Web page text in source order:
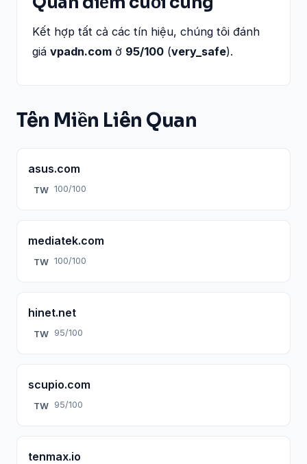
Kết hợp tất cả các tín hiệu, chúng tôi đánh
giá vpadn.com ở 95/100 (very_safe).
Tên Miền Liên Quan
asus.com
TW 100/100
mediatek.com
TW 100/100
hinet.net
TW 95/100
scupio.com
TW 95/100
tenmax.io